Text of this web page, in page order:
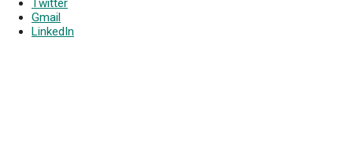
Twitter
Gmail
LinkedIn